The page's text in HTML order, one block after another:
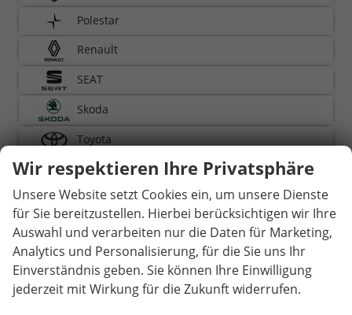
Polestar
Renault
SEAT
Skoda
Toyota
Volkswagen
Volvo
Weinsberg
Geparkte Fahrzeuge (0 )
Wir respektieren Ihre Privatsphäre
Unsere Website setzt Cookies ein, um unsere Dienste
für Sie bereitzustellen. Hierbei berücksichtigen wir Ihre
Auswahl und verarbeiten nur die Daten für Marketing,
Analytics und Personalisierung, für die Sie uns Ihr
Einverständnis geben. Sie können Ihre Einwilligung
jederzeit mit Wirkung für die Zukunft widerrufen.